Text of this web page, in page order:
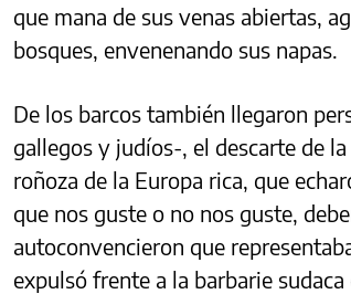
que mana de sus venas abiertas,
bosques, envenenando sus napas.
De los barcos también llegaron
gallegos y judíos-, el descarte de
roñoza de la Europa rica, que
que nos guste o no nos guste,
autoconvencieron que
expulsó frente a la barbarie